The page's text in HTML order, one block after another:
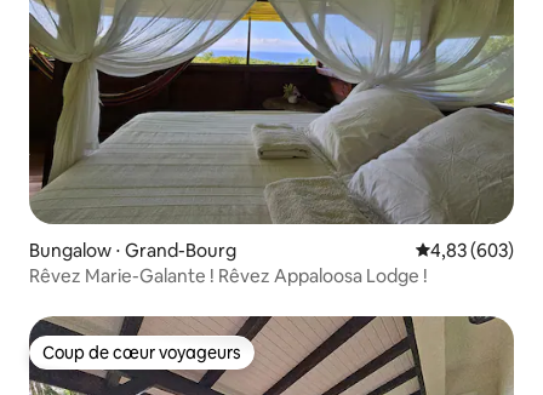
Bungalow ⋅ Grand-Bourg Évaluation
4,83 (603)
Rêvez Marie-Galante ! Rêvez Appaloosa Lodge !
Coup de cœur voyageurs
Coup de cœur voyageurs